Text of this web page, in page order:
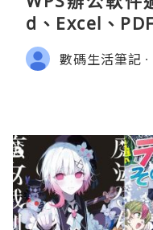
d、Excel、
數碼生活筆記